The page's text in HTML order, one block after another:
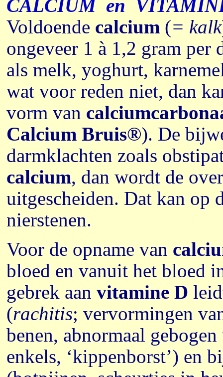
CALCIUM en
Voldoende calcium (= kalk
ongeveer 1 à 1,2 gram
als melk, yoghurt,
wat voor reden niet, dan
vorm van
Calcium Bruis®). De
darmklachten zoals
calcium, dan wordt de
uitgescheiden. Dat kan op
nierstenen.
Voor de opname van
bloed en vanuit het bloed
gebrek aan vitamine D
(rachitis; vervormingen
benen, abnormaal
enkels, ‘kippenborst’) en